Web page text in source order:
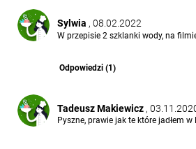
Sylwia , 08.02.2022
W przepisie 2 szklanki wody, na
Odpowiedzi (1)
Tadeusz Makiewicz ,
Pyszne, prawie jak te które jadłem